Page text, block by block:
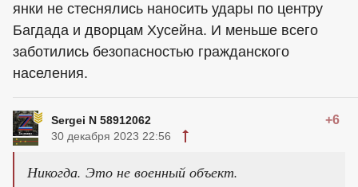
янки не стеснялись наносить удары по центру
Багдада и дворцам Хусейна. И меньше всего
заботились безопасностью гражданского
населения.
Sergei N 58912062 +6
30 декабря 2023 22:56
Никогда. Это не военный объект.